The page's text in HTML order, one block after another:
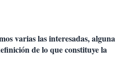
varias las interesadas, alguna
de lo que constituye la